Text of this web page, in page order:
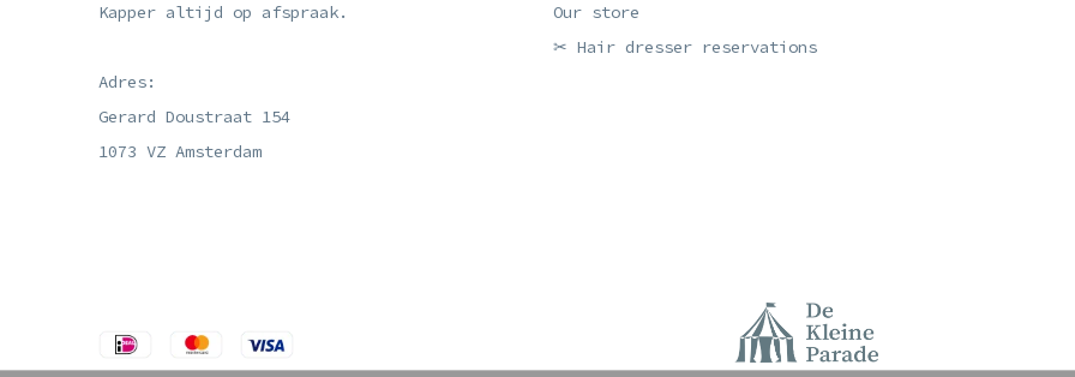
Kapper altijd op afspraak.
Adres:
Gerard Doustraat 154
1073 VZ Amsterdam
Our store
✂ Hair dresser reservations